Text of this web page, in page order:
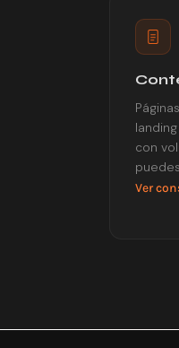
con
Ver